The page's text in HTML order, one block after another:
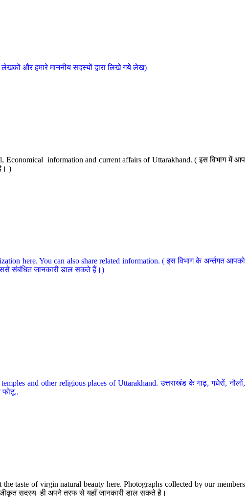
और हमारे माननीय सदस्यों द्वारा लिखे गये लेख)
Economical information and current affairs of Uttarakhand. ( इस विभाग में आप
)
here. You can also share related information. ( इस विभाग के अर्न्तगत आपको
इससे संबंधित जानकारी डाल सकते हैं।)
and other religious places of Uttarakhand. उत्तराखंड के गाढ़, गधेरों, नौलों,
फोटू..
taste of virgin natural beauty here. Photographs collected by our members
सदस्य ही अपने तरफ से यहाँ जानकारी डाल सकते है।